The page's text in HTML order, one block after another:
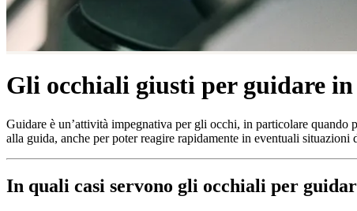
Gli occhiali giusti per guidare in
Guidare è un’attività impegnativa per gli occhi, in particolare quando
alla guida, anche per poter reagire rapidamente in eventuali
In quali casi servono gli occhiali per